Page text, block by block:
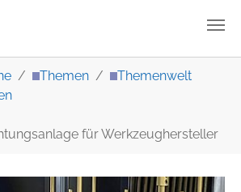
Themen
Themenwelt
für Werkzeughersteller